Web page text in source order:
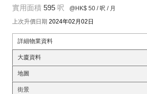
實用面積 595 呎 @HK$ 50 / 呎 / 月
上次升價日期 2024年02月02日
詳細物業資料
大廈資料
地圖
街景